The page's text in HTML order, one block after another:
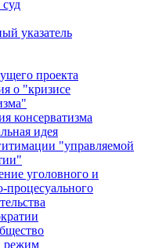
указатель
проекта
о "кризисе
консерватизма
идея
"управляемой
уголовного и
процесуального
режим